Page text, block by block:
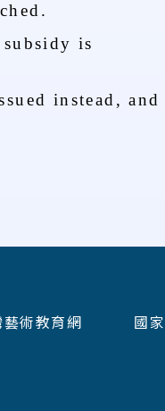
is
instead, and
術教育網 國